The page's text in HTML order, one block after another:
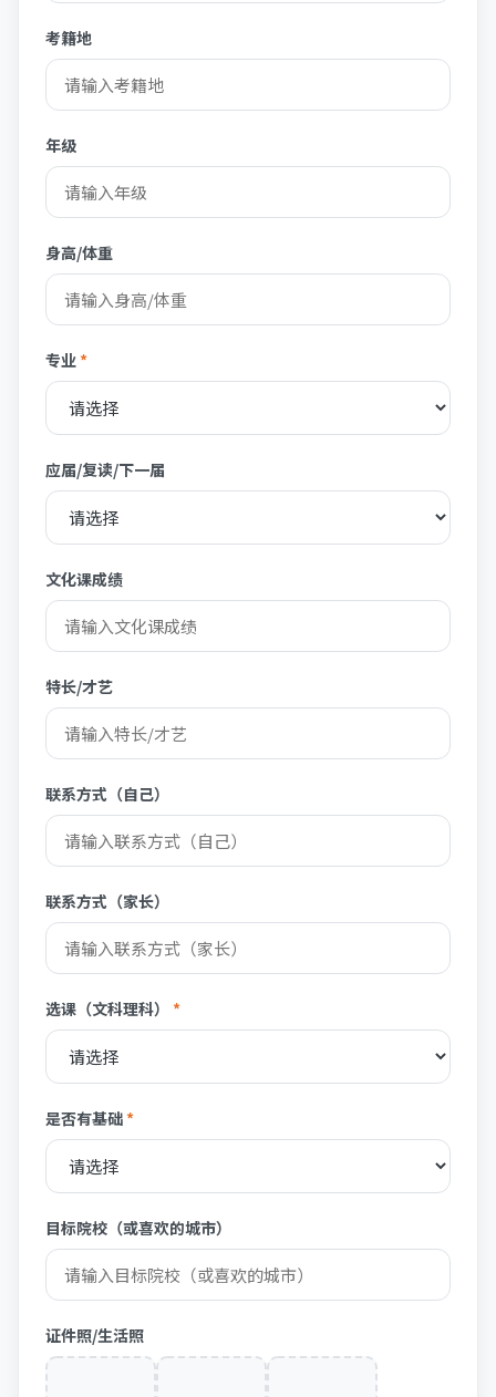
考籍地
年级
身高/体重
专业*
应届/复读/下一届
文化课成绩
特长/才艺
联系方式（自己）
联系方式（家长）
选课（文科理科） *
是否有基础*
目标院校（或喜欢的城市）
证件照/生活照